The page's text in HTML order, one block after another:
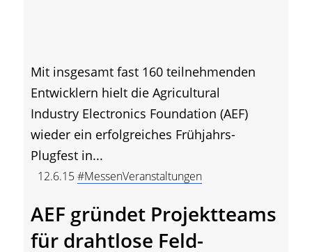
Mit insgesamt fast 160 teilnehmenden
Entwicklern hielt die Agricultural
Industry Electronics Foundation (AEF)
wieder ein erfolgreiches Frühjahrs-
Plugfest in...
12.6.15#MessenVeranstaltungen
AEF gründet Projektteams
für drahtlose Feld-